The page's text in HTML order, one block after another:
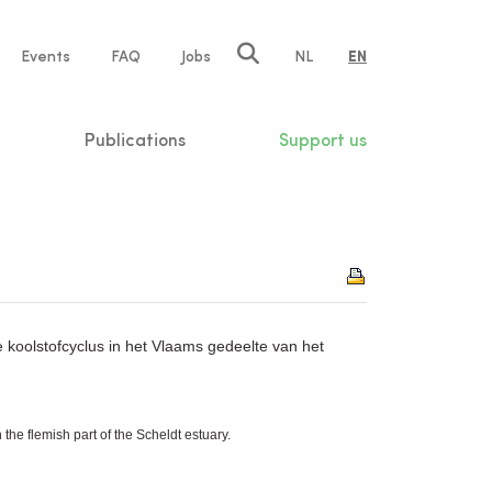
Events FAQ Jobs NL EN
Publications Support us
in het Vlaams gedeelte van het
flemish part of the Scheldt estuary.